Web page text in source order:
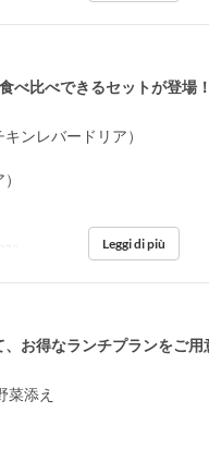
べ比べできるセットが登場！
ンレバードリア）
Leggi di più
お得なランチプランをご用
菜添え